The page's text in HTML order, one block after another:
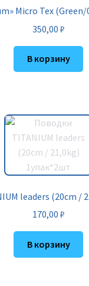
Micro Tex
350,00 ₽
В корзину
leaders (20cm /
170,00 ₽
В корзину